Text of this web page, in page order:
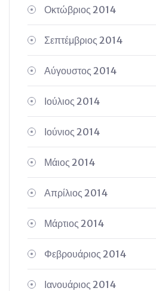
Οκτώβριος 2014
Σεπτέμβριος 2014
Αύγουστος 2014
Ιούλιος 2014
Ιούνιος 2014
Μάιος 2014
Απρίλιος 2014
Μάρτιος 2014
Φεβρουάριος 2014
Ιανουάριος 2014